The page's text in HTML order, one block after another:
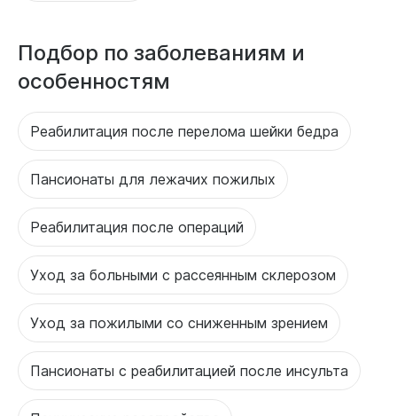
Подбор по заболеваниям и
особенностям
Реабилитация после перелома шейки бедра
Пансионаты для лежачих пожилых
Реабилитация после операций
Уход за больными с рассеянным склерозом
Уход за пожилыми со сниженным зрением
Пансионаты с реабилитацией после инсульта